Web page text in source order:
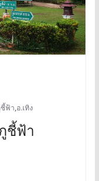
ฟ้า,อ.เทิง
ชี้ฟ้า